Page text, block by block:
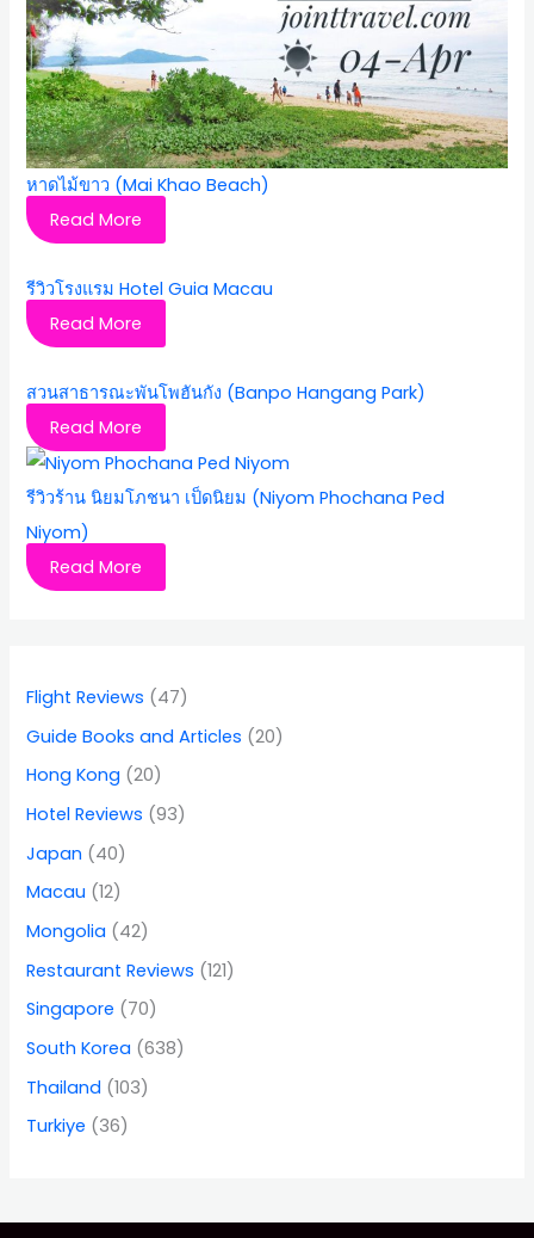
หาดไม้ขาว (Mai Khao Beach)
Read More
รีวิวโรงแรม Hotel Guia Macau
Read More
สวนสาธารณะพันโพฮันกัง (Banpo Hangang Park)
Read More
รีวิวร้าน นิยมโภชนา เป็ดนิยม (Niyom Phochana Ped
Niyom)
Read More
Flight Reviews (47)
Guide Books and Articles (20)
Hong Kong (20)
Hotel Reviews (93)
Japan (40)
Macau (12)
Mongolia (42)
Restaurant Reviews (121)
Singapore (70)
South Korea (638)
Thailand (103)
Turkiye (36)